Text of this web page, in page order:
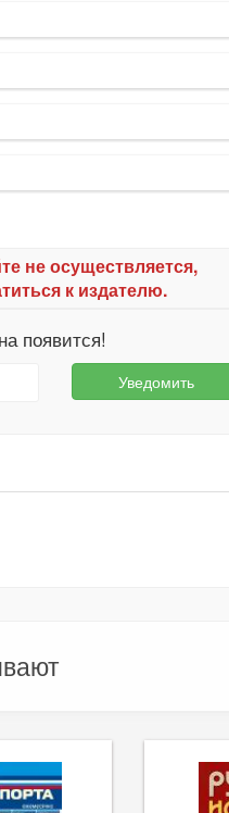
не осуществляется,
к издателю.
появится!
Уведомить